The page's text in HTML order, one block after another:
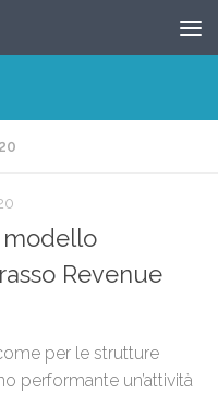
modello
Revenue
per le strutture
performante un’attività